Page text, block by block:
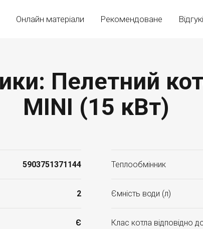
Онлайн матеріали Рекомендоване
Пелетний
MINI (15 кВт)
5903751371144 Теплообмінник
2 Ємність води (л)
Є Клас котла відповідно